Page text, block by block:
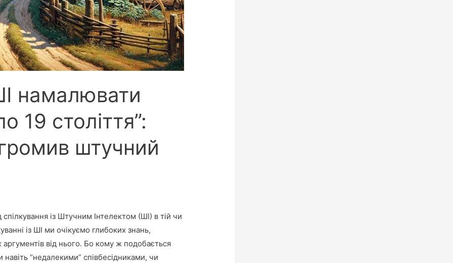
намалювати
19 століття”:
штучний
із Штучним Інтелектом (ШІ) в тій чи
із ШІ ми очікуємо глибоких знань,
від нього. Бо кому ж подобається
“недалекими” співбесідниками, чи